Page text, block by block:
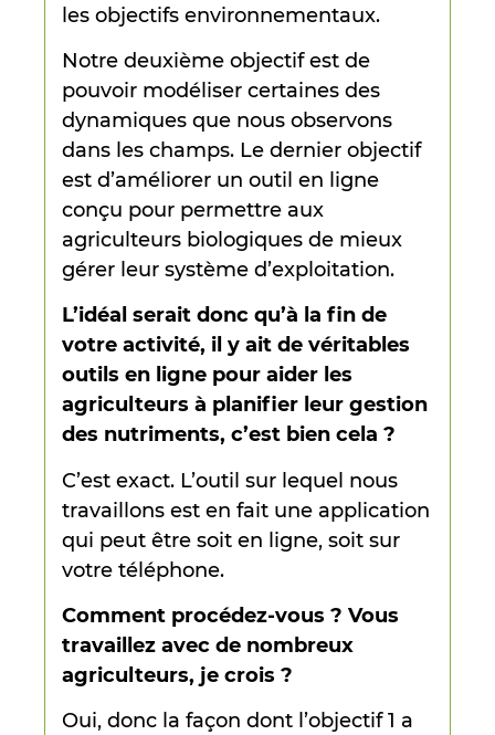
les objectifs environnementaux.
Notre deuxième objectif est de
pouvoir modéliser certaines des
dynamiques que nous observons
dans les champs. Le dernier objectif
est d’améliorer un outil en ligne
conçu pour permettre aux
agriculteurs biologiques de mieux
gérer leur système d’exploitation.
L’idéal serait donc qu’à la fin de
votre activité, il y ait de véritables
outils en ligne pour aider les
agriculteurs à planifier leur gestion
des nutriments, c’est bien cela ?
C’est exact. L’outil sur lequel nous
travaillons est en fait une application
qui peut être soit en ligne, soit sur
votre téléphone.
Comment procédez-vous ? Vous
travaillez avec de nombreux
agriculteurs, je crois ?
Oui, donc la façon dont l’objectif 1 a